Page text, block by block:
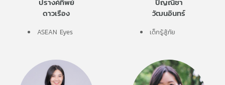
ดาวเรือง
ASEAN Eyes
วัฒนอินทร์
เด็กรู้สู้ภัย